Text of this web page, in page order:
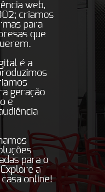
web,
criamos
para
que
é a
geração
e
para o
a
online!